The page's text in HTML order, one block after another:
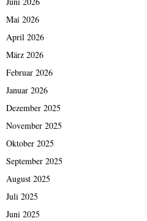
Mai 2026
April 2026
März 2026
Februar 2026
Januar 2026
Dezember 2025
November 2025
Oktober 2025
September 2025
August 2025
Juli 2025
Juni 2025